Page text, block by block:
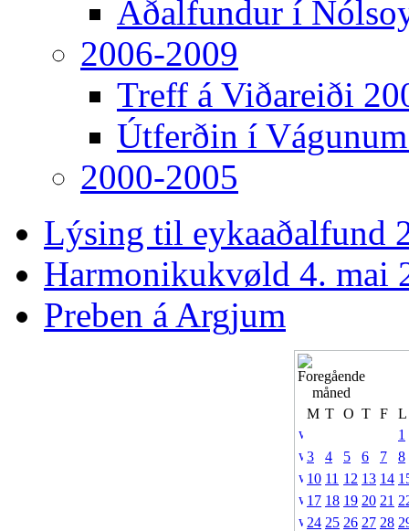
Aðalfundur í
2006-2009
Treff á Viðareiði
Útferðin í
2000-2005
Lýsing til eykaaðalfund
Harmonikukvøld 4. mai
Preben á Argjum
M T O T F
L
1
3
4 5 6 7
8
10 11 12 13 14
17 18 19 20 21
24 25 26 27 28